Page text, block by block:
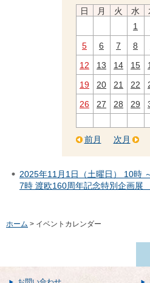
日 月 火 水
1
5
6 7 8
12
13 14 15
19
20 21 22
26
27 28 29
前月 次月
2025年11月1日（土曜日） 10時
7時 渡欧160周年記念特別企画展
ホーム > イベントカレンダー